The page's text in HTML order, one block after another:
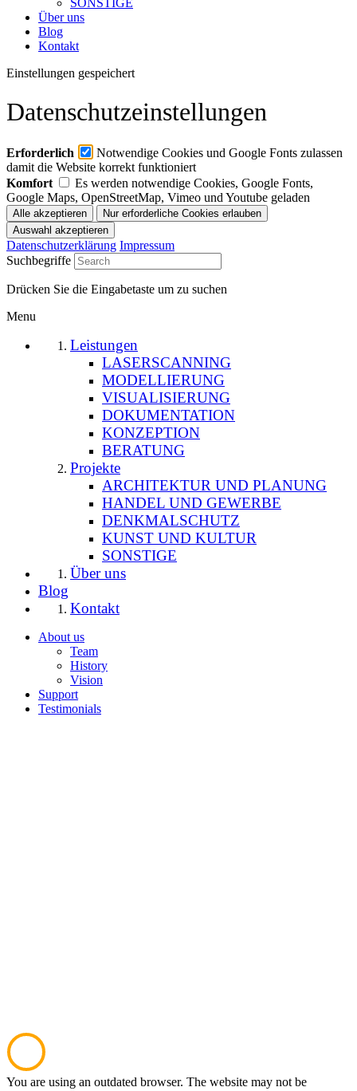
SONSTIGE
Über uns
Blog
Kontakt
Einstellungen gespeichert
Datenschutzeinstellungen
Erforderlich
Notwendige Cookies und Google Fonts zulassen
damit die Website korrekt funktioniert
Komfort
Es werden notwendige Cookies, Google Fonts,
Google Maps, OpenStreetMap, Vimeo und Youtube geladen
Datenschutzerklärung Impressum
Suchbegriffe
Drücken Sie die Eingabetaste um zu suchen
Menu
Leistungen
LASERSCANNING
MODELLIERUNG
VISUALISIERUNG
DOKUMENTATION
KONZEPTION
BERATUNG
Projekte
ARCHITEKTUR UND PLANUNG
HANDEL UND GEWERBE
DENKMALSCHUTZ
KUNST UND KULTUR
SONSTIGE
Über uns
Blog
Kontakt
About us
Team
History
Vision
Support
Testimonials
You are using an outdated browser. The website may not be